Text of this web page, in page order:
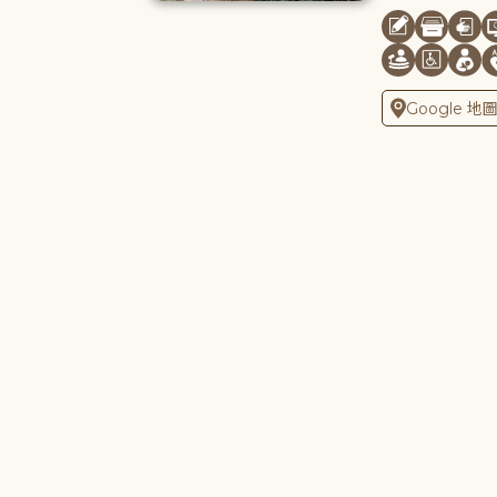
Google 地